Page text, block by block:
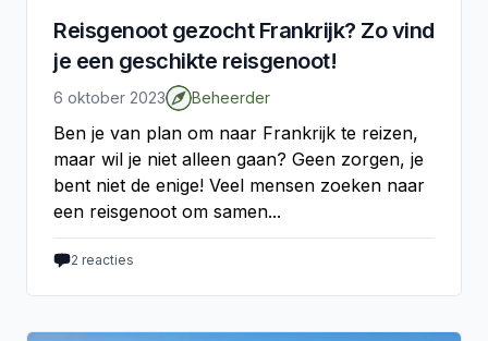
Reisgenoot gezocht Frankrijk? Zo vind
je een geschikte reisgenoot!
6 oktober 2023 Beheerder
Ben je van plan om naar Frankrijk te reizen,
maar wil je niet alleen gaan? Geen zorgen, je
bent niet de enige! Veel mensen zoeken naar
een reisgenoot om samen...
2 reacties